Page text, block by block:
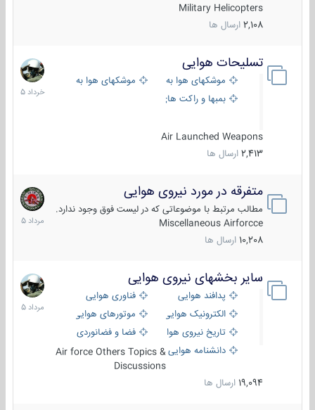
Military Helicopters
2,108 ارسال ها
تسلیحات هوایی
موشکهای هوا به هوا
موشکهای هوا به سطح
بمبها و راکت های هوایی
Air Launched Weapons
2,413 ارسال ها
30
خرداد
1405
متفرقه در مورد نیروی هوایی
مطالب مرتبط با موضوعاتی که در لیست فوق وجود ندارد.
Miscellaneous Airforcce
10,208 ارسال ها
7
مرداد
1405
سایر بخشهای نیروی هوایی
پدافند هوایی
فناوری هوایی
الکترونیک هوایی
موتورهای هوایی
تاریخ نیروی هوایی
فضا و فضانوردی
دانشنامه هواییAir force Others Topics &
Discussions
19,094 ارسال ها
2
مرداد
1405